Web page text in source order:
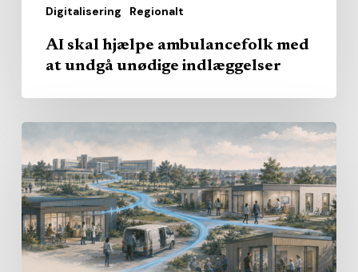
Digitalisering Regionalt
AI skal hjælpe ambulancefolk med
at undgå unødige indlæggelser
skal
levere
det
nære
sundhedsvæsen?